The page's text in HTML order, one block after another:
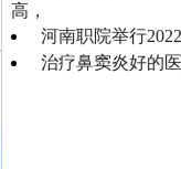
高，
河南职院举行
治疗鼻窦炎好的